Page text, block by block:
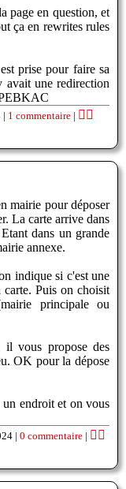
page en question, et
ça en rewrites rules
prise pour faire sa
une redirection
| 1 commentaire | 👍🏽
mairie pour déposer
La carte arrive dans
dans un grande
annexe.
indique si c'est une
carte. Puis on choisit
principale ou
vous propose des
OK pour la dépose
endroit et on vous
| 0 commentaire | 👍🏽